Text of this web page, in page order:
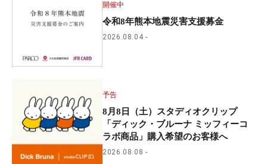
開催中
令和8年熊本地震災害支援募金
2026.08.04
予告
8月8日（土）スタディオクリップ
「ディック・ブルーナ ミッフィーコ
ラボ商品」購入希望のお客様へ
2026.08.08